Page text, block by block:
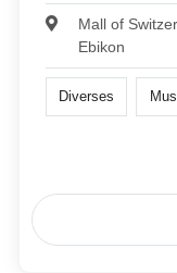
Mall of
Ebikon
Diverses